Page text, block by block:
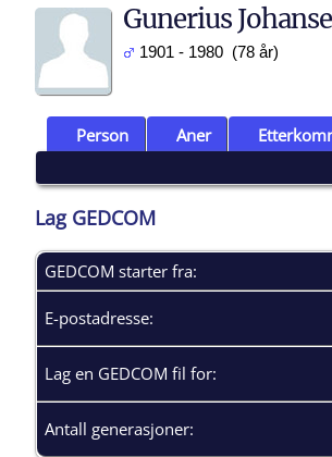
Gunerius
1901 - 1980 (78 år)
Person Aner
Lag GEDCOM
GEDCOM starter fra:
E-postadresse:
Lag en GEDCOM fil for:
Antall generasjoner: